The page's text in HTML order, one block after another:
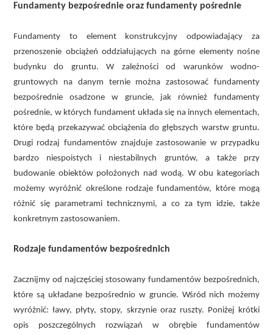
Fundamenty bezpośrednie oraz fundamenty pośrednie
Fundamenty to element konstrukcyjny odpowiadający za
przenoszenie obciążeń oddziałujących na górne elementy nośne
budynku do gruntu. W zależności od warunków wodno-
gruntowych na danym ternie można zastosować fundamenty
bezpośrednie osadzone w gruncie, jak również fundamenty
pośrednie, w których fundament układa się na innych elementach,
które będą przekazywać obciążenia do głębszych warstw gruntu.
Drugi rodzaj fundamentów znajduje zastosowanie w przypadku
bardzo niespoistych i niestabilnych gruntów, a także przy
budowanie obiektów położonych nad wodą. W obu kategoriach
możemy wyróżnić określone rodzaje fundamentów, które mogą
różnić się parametrami technicznymi, a co za tym idzie, także
konkretnym zastosowaniem.
Rodzaje fundamentów bezpośrednich
Zacznijmy od najczęściej stosowany fundamentów bezpośrednich,
które są układane bezpośrednio w gruncie. Wśród nich możemy
wyróżnić: ławy, płyty, stopy, skrzynie oraz ruszty. Poniżej krótki
opis poszczególnych rozwiązań w obrębie fundamentów